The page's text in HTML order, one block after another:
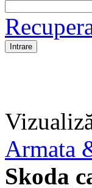
Armata
Skoda